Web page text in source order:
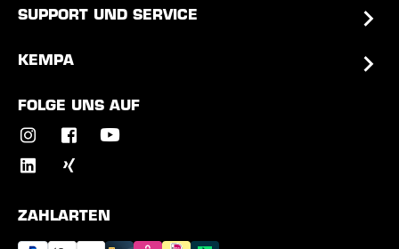
SUPPORT UND SERVICE
KEMPA
FOLGE UNS AUF
ZAHLARTEN